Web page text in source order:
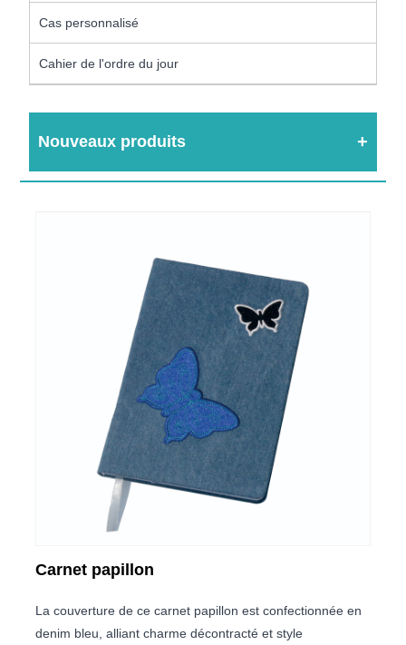
Cas personnalisé
Cahier de l'ordre du jour
Nouveaux produits
Carnet papillon
La couverture de ce carnet papillon est confectionnée en
denim bleu, alliant charme décontracté et style